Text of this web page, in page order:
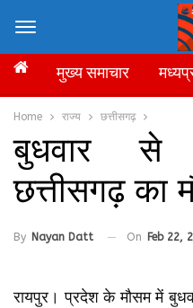
Home राज्य छत्तीसगढ़
बुधवार से
छत्तीसगढ़ का
By Nayan Datt On Feb 22,
रायपुर। प्रदेश के मौसम में
मुख्य समाचार